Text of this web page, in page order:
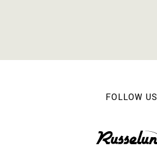
FOLLOW US